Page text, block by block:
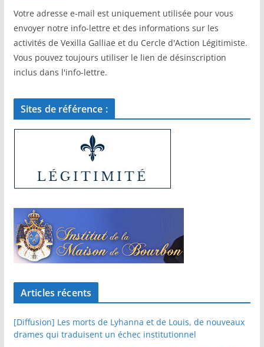
Votre adresse e-mail est uniquement utilisée pour vous
envoyer notre info-lettre et des informations sur les
activités de Vexilla Galliae et du Cercle d'Action Légitimiste.
Vous pouvez toujours utiliser le lien de désinscription
inclus dans l'info-lettre.
Sites de référence :
Articles récents
[Diffusion] Les morts de Lyhanna et de Louis, de nouveaux
drames qui traduisent un échec institutionnel